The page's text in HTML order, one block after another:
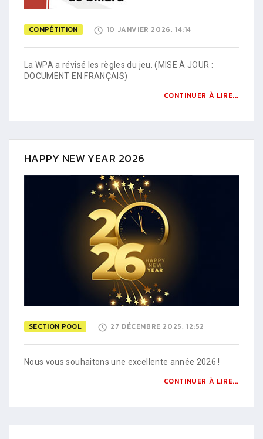
COMPÉTITION 10 JANVIER 2026, 14:14
La WPA a révisé les règles du jeu. (MISE À JOUR :
DOCUMENT EN FRANÇAIS)
CONTINUER À LIRE...
HAPPY NEW YEAR 2026
SECTION POOL 27 DÉCEMBRE 2025, 12:52
Nous vous souhaitons une excellente année 2026 !
CONTINUER À LIRE...